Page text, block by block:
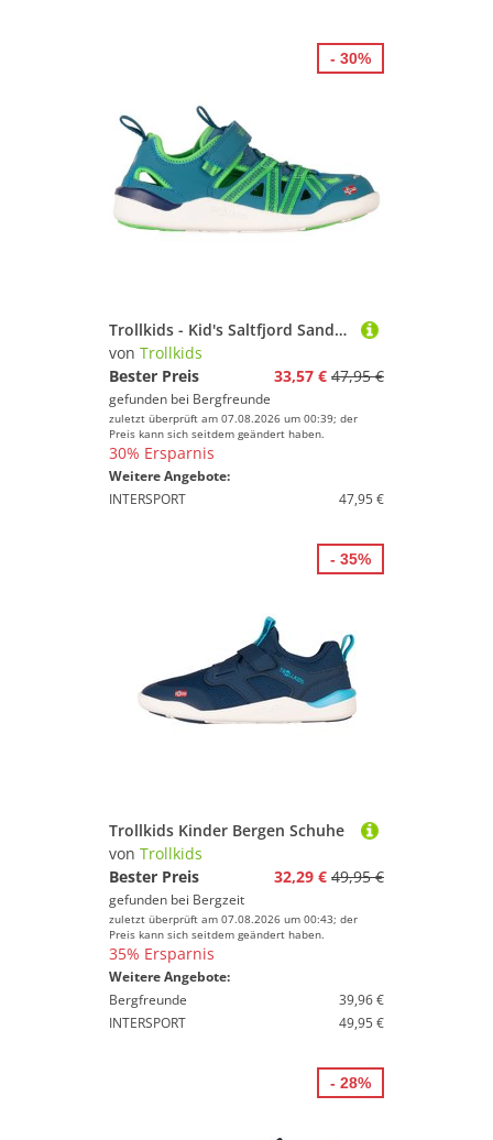
Trollkids - Kid's Saltfjord Sandal - Sandalen Gr 30 türkis
von Trollkids
Bester Preis
33,57 € 47,95 €
gefunden bei Bergfreunde
zuletzt überprüft am 07.08.2026 um 00:39; der
Preis kann sich seitdem geändert haben.
30% Ersparnis
Weitere Angebote:
INTERSPORT
47,95 €
- 30%
Trollkids Kinder Bergen Schuhe
von Trollkids
Bester Preis
32,29 € 49,95 €
gefunden bei Bergzeit
zuletzt überprüft am 07.08.2026 um 00:43; der
Preis kann sich seitdem geändert haben.
35% Ersparnis
Weitere Angebote:
Bergfreunde
39,96 €
INTERSPORT
49,95 €
- 35%
- 28%